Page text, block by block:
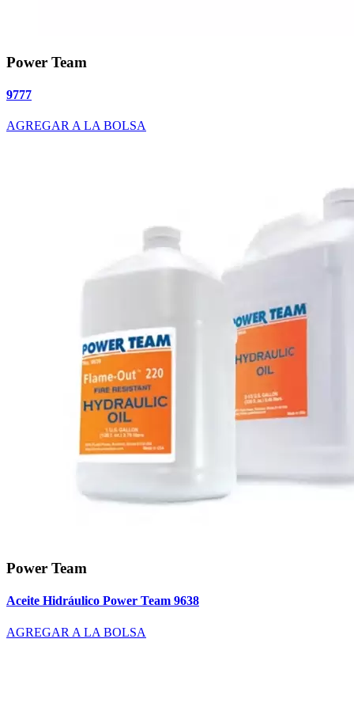
Power Team
9777
AGREGAR A LA BOLSA
Power Team
Aceite Hidráulico Power Team 9638
AGREGAR A LA BOLSA